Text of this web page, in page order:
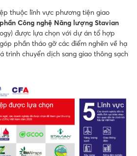
thuộc lĩnh vực phương tiện giao
Công nghệ Năng lượng Stavian
được lựa chọn với dự án tổ hợp
phần tháo gỡ các điểm nghẽn về hạ
trình chuyển dịch sang giao thông sạch